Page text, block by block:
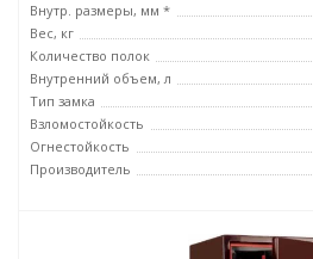
Внутр. размеры, мм *
Вес, кг
Количество полок
Внутренний объем, л
Тип замка
Взломостойкость
Огнестойкость
Производитель